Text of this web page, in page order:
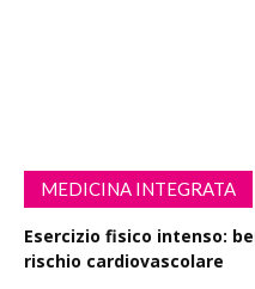
MEDICINA INTEGRATA
Esercizio fisico intenso:
rischio cardiovascolare